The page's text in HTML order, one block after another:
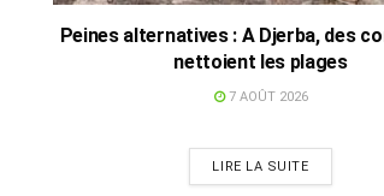
Peines alternatives : A Djerba, des
nettoient les plages
7 AOÛT 2026
LIRE LA SUITE